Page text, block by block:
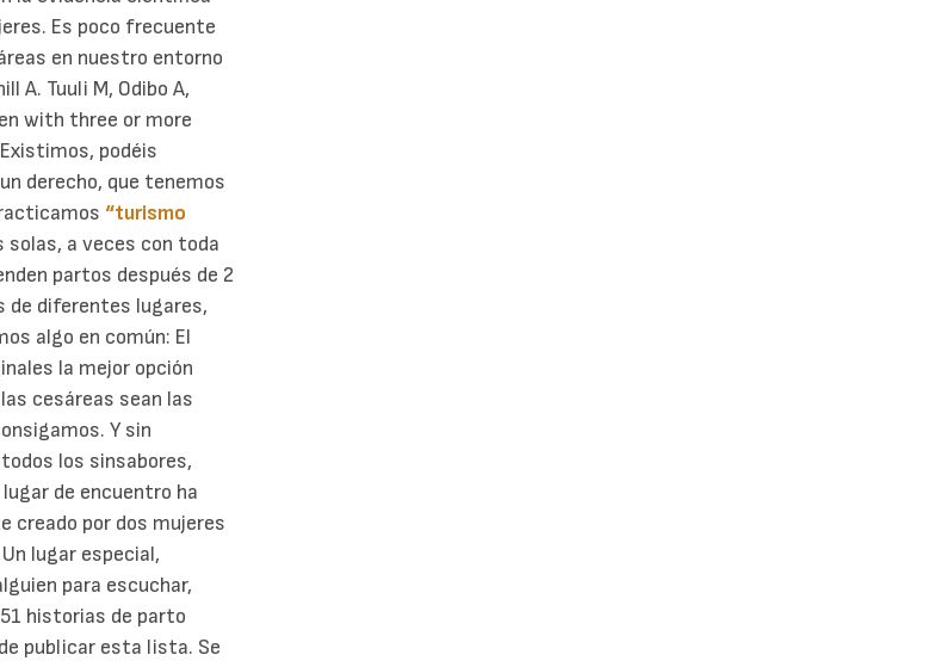
Es poco frecuente
en nuestro entorno
A. Tuuli M, Odibo A,
with three or more
Existimos, podéis
derecho, que tenemos
“turismo
solas, a veces con toda
partos después de 2
de diferentes lugares,
algo en común: El
la mejor opción
cesáreas sean las
Y sin
los sinsabores,
de encuentro ha
creado por dos mujeres
lugar especial,
para escuchar,
historias de parto
publicar esta lista. Se